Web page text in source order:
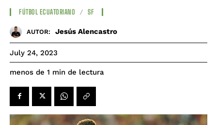
FÚTBOL ECUATORIANO SF
AUTOR: Jesús Alencastro
July 24, 2023
menos de 1 min de lectura